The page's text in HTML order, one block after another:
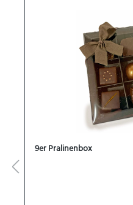
9er Pralinenbox